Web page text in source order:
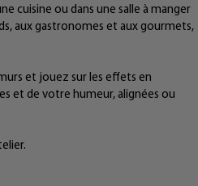
cuisine ou dans une salle à manger
aux gastronomes et aux gourmets,
et jouez sur les effets en
et de votre humeur, alignées ou